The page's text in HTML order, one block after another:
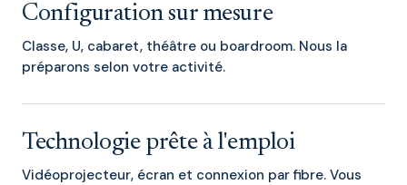
Configuration sur mesure
Classe, U, cabaret, théâtre ou boardroom. Nous la
préparons selon votre activité.
Technologie prête à l'emploi
Vidéoprojecteur, écran et connexion par fibre. Vous